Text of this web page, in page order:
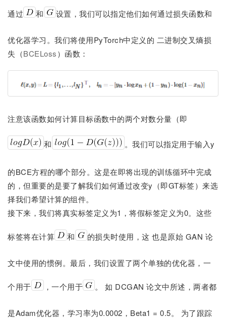
通过 和 设置，我们可以指定他们如何通过损失函数和
优化器学习。我们将使用PyTorch中定义的 二进制交叉熵损
失（BCELoss）函数：
注意该函数如何计算目标函数中的两个对数分量（即
和 。我们可以指定用于输入y
的BCE方程的哪个部分。这是在即将出现的训练循环中完成
的，但重要的是要了解我们如何通过改变y（即GT标签）来选
择我们希望计算的组件。
接下来，我们将真实标签定义为1，将假标签定义为0。这些
标签将在计算 和 的损失时使用，这 也是原始 GAN 论
文中使用的惯例。最后，我们设置了两个单独的优化器，一
个用于 ，一个用于 。 如 DCGAN 论文中所述，两者都
是Adam优化器，学习率为0.0002，Beta1 = 0.5。 为了跟踪